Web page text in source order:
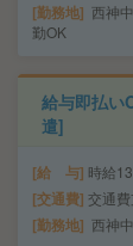
勤務地 西神
勤OK
給与即払い
遣]
給 与 時給
交通費 交通費
勤務地 西神